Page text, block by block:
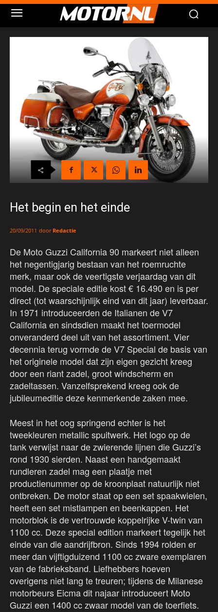
Het begin en het einde
20/09/2011 door Redactie
De Moto Guzzi California 90 markeert niet alleen
het negentigjarig bestaan van het roemruchte
merk, maar ook de veertigste verjaardag van dit
model. De speciale editie kost € 16.490 en is per
direct (tot waarschijnlijk eind van dit jaar) leverbaar.
In 1971 introduceerden de Italianen de V7
California en sindsdien maakt het toermodel
onveranderd deel uit van het assortiment. Vier
decennia terug vormde de V7 Special de basis van
het originele model dat zijn eigen gezicht kreeg
door een riant zadel, groot windscherm en
zadeltassen. Vanzelfsprekend kreeg ook de
jubileumeditie deze kenmerkende zaken mee.
Meest in het oog springend echter is het
tweekleuren metallic spuitwerk. Het logo op de
tank verwijst naar de zwierende lijnen die Guzzi’s
rond 1930 sierden. Naast een handgemaakt
rundleren zadel mag een plaatje met
productienummer op de kroonplaat natuurlijk niet
ontbreken. De motor staat op een set spaakwielen,
heeft een set mistlampen en beenkappen. Het
motorblok is de vertrouwde koppelrijke V-twin van
1100 cc. Deze special edition markeert tegelijk het
einde van die aandrijfbron. Sinds 1994 rolden er
meer dan vijftigduizend 1100 cc zware exemplaren
van de fabrieksband. Liefhebbers hoeven
overigens niet lang te treuren; tijdens de Milanese
motorbeurs Eicma dit najaar introduceert Moto
Guzzi een 1400 cc zwaar model van de toerfiets.